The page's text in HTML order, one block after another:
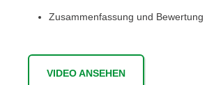
Zusammenfassung und Bewertung
VIDEO ANSEHEN